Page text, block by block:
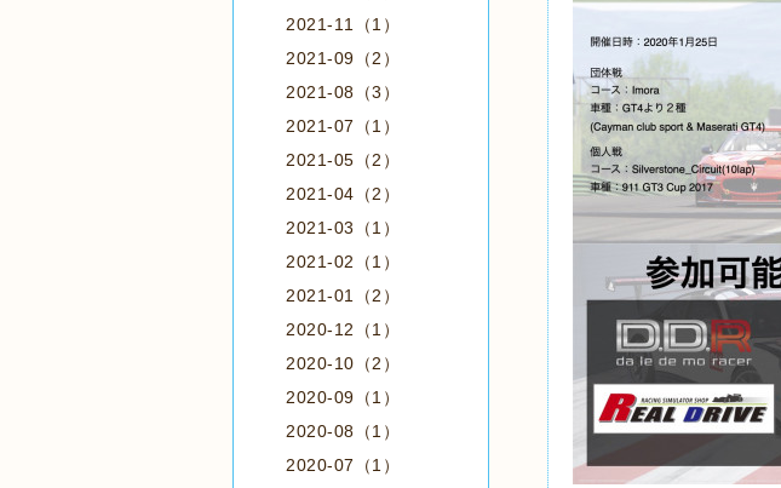
2021-11（1）
2021-09（2）
2021-08（3）
2021-07（1）
2021-05（2）
2021-04（2）
2021-03（1）
2021-02（1）
2021-01（2）
2020-12（1）
2020-10（2）
2020-09（1）
2020-08（1）
2020-07（1）